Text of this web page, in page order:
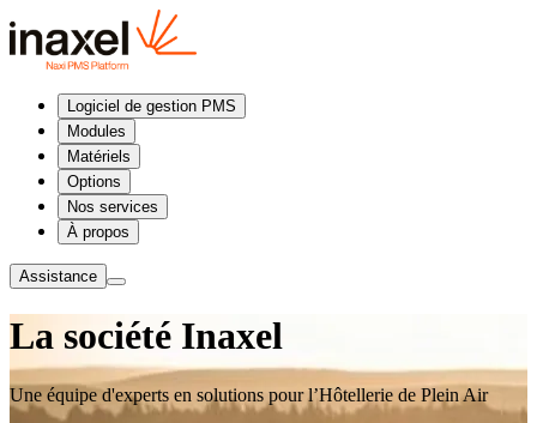
Logiciel de gestion PMS
Modules
Matériels
Options
Nos services
À propos
Assistance
La société Inaxel
Une équipe d'experts en solutions pour l’Hôtellerie de Plein Air